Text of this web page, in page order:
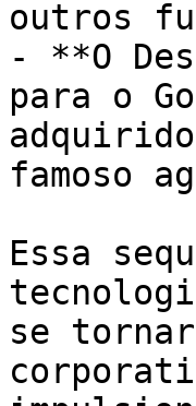
outros
- **O
para o
famoso
Essa
se